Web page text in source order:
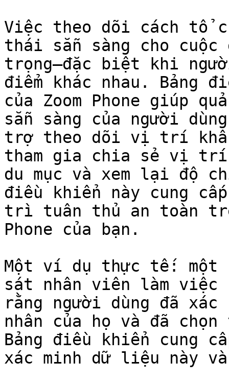
Việc theo dõi cách tổ
thái sẵn sàng cho
trọng—đặc biệt khi
điểm khác nhau. Bảng
của Zoom Phone giúp
sẵn sàng của người
trợ theo dõi vị trí khẩn
tham gia chia sẻ vị
du mục và xem lại độ
điều khiển này cung
trì tuân thủ an toàn
Phone của bạn.
Một ví dụ thực tế: một
sát nhân viên làm
rằng người dùng đã
nhân của họ và đã
Bảng điều khiển cung
xác minh dữ liệu này